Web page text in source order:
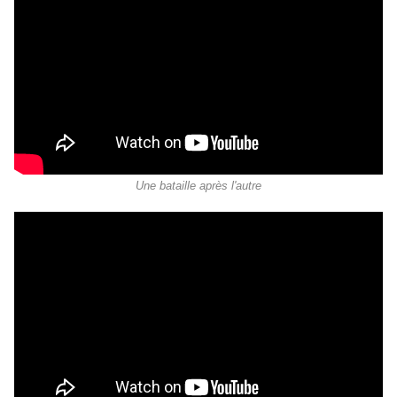
Une bataille après l'autre